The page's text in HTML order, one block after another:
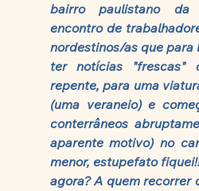
bairro paulistano
encontro de
nordestinos/as que para
ter notícias "frescas"
repente, para uma
(uma veraneio) e
conterrâneos
aparente motivo) no
menor, estupefato
agora? A quem recorrer